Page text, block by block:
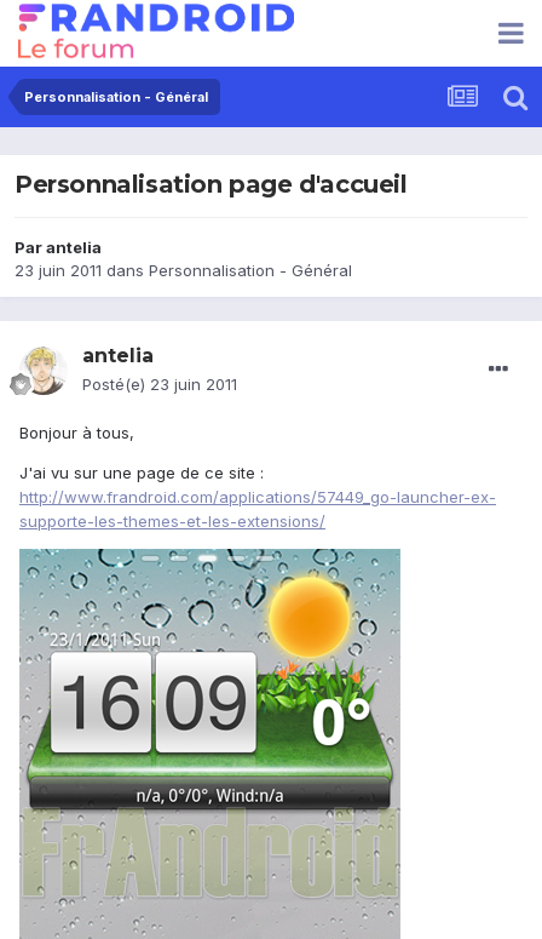
Personnalisation - Général
Personnalisation page d'accueil
Parantelia
23 juin 2011 dans Personnalisation - Général
antelia
Posté(e) 23 juin 2011
Bonjour à tous,
J'ai vu sur une page de ce site :
http://www.frandroid.com/applications/57449_go-launcher-ex-
supporte-les-themes-et-les-extensions/